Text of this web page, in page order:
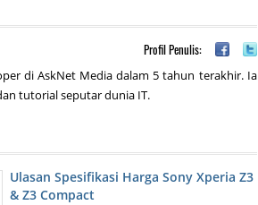
Profil Penulis:
di AskNet Media dalam 5 tahun terakhir. Ia
tutorial seputar dunia IT.
Ulasan Spesifikasi Harga Sony Xperia Z3
& Z3 Compact